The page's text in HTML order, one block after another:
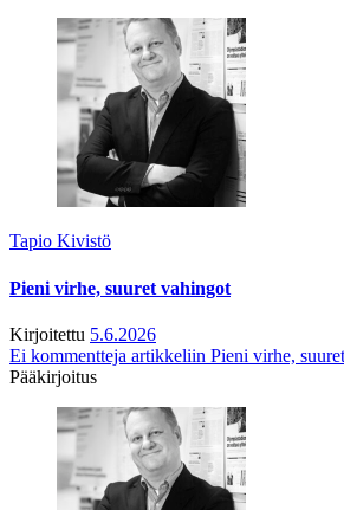
Tapio Kivistö
Pieni virhe, suuret vahingot
Kirjoitettu 5.6.2026
Ei kommentteja artikkeliin Pieni virhe,
Pääkirjoitus